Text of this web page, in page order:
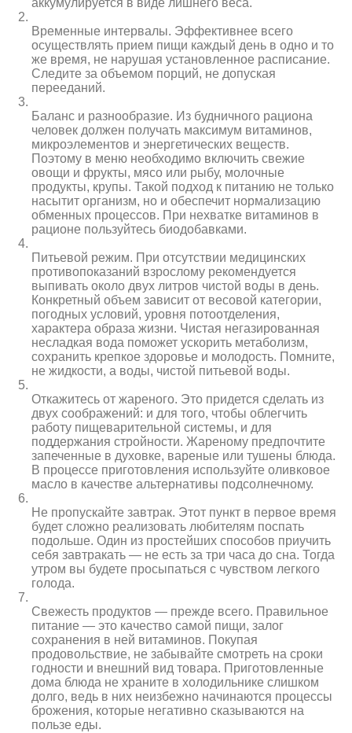
аккумулируется в виде лишнего веса.
Временные интервалы. Эффективнее всего
осуществлять прием пищи каждый день в одно и то
же время, не нарушая установленное расписание.
Следите за объемом порций, не допуская
перееданий.
Баланс и разнообразие. Из будничного рациона
человек должен получать максимум витаминов,
микроэлементов и энергетических веществ.
Поэтому в меню необходимо включить свежие
овощи и фрукты, мясо или рыбу, молочные
продукты, крупы. Такой подход к питанию не только
насытит организм, но и обеспечит нормализацию
обменных процессов. При нехватке витаминов в
рационе пользуйтесь биодобавками.
Питьевой режим. При отсутствии медицинских
противопоказаний взрослому рекомендуется
выпивать около двух литров чистой воды в день.
Конкретный объем зависит от весовой категории,
погодных условий, уровня потоотделения,
характера образа жизни. Чистая негазированная
несладкая вода поможет ускорить метаболизм,
сохранить крепкое здоровье и молодость. Помните,
не жидкости, а воды, чистой питьевой воды.
Откажитесь от жареного. Это придется сделать из
двух соображений: и для того, чтобы облегчить
работу пищеварительной системы, и для
поддержания стройности. Жареному предпочтите
запеченные в духовке, вареные или тушены блюда.
В процессе приготовления используйте оливковое
масло в качестве альтернативы подсолнечному.
Не пропускайте завтрак. Этот пункт в первое время
будет сложно реализовать любителям поспать
подольше. Один из простейших способов приучить
себя завтракать — не есть за три часа до сна. Тогда
утром вы будете просыпаться с чувством легкого
голода.
Свежесть продуктов — прежде всего. Правильное
питание — это качество самой пищи, залог
сохранения в ней витаминов. Покупая
продовольствие, не забывайте смотреть на сроки
годности и внешний вид товара. Приготовленные
дома блюда не храните в холодильнике слишком
долго, ведь в них неизбежно начинаются процессы
брожения, которые негативно сказываются на
пользе еды.